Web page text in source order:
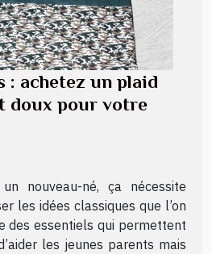
: achetez un plaid
doux pour votre
nouveau-né, ça nécessite
les idées classiques que l’on
des essentiels qui permettent
les jeunes parents mais